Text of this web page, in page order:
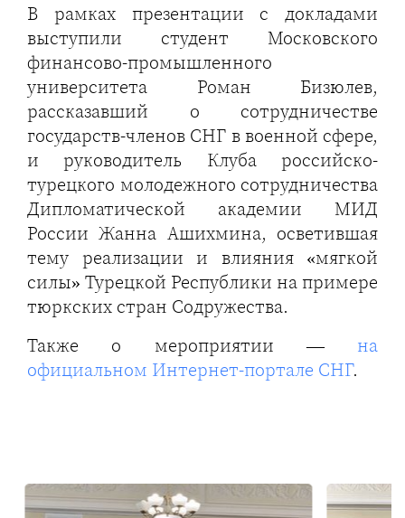
В рамках презентации с докладами
выступили студент Московского
финансово-промышленного
университета Роман Бизюлев,
рассказавший о сотрудничестве
государств-членов СНГ в военной сфере,
и руководитель Клуба российско-
турецкого молодежного сотрудничества
Дипломатической академии МИД
России Жанна Ашихмина, осветившая
тему реализации и влияния «мягкой
силы» Турецкой Республики на примере
тюркских стран Содружества.
Также о мероприятии — на
официальном Интернет-портале СНГ.